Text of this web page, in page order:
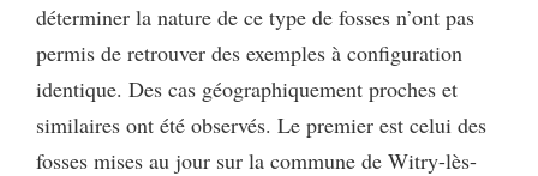
déterminer la nature de ce type de fosses n’ont pas
permis de retrouver des exemples à configuration
identique. Des cas géographiquement proches et
similaires ont été observés. Le premier est celui des
fosses mises au jour sur la commune de Witry-lès-